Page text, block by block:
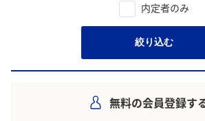
内定者のみ
絞り込む
無料の会員登録す